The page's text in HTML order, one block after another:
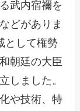
武内宿禰を
どがありま
として権勢
朝廷の大臣
しました。
や技術、特